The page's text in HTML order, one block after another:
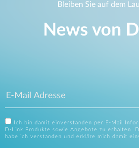
Bleiben Sie auf dem
News von
Ich bin damit einverstanden per E-Mail
D-Link Produkte sowie Angebote zu erhalten.
habe ich verstanden und erkläre mich damit